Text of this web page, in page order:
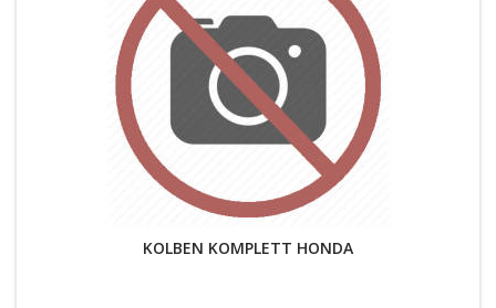
KOLBEN KOMPLETT HONDA